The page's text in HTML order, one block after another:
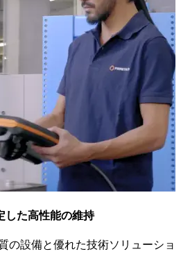
した高性能の維持
の設備と優れた技術ソリューショ